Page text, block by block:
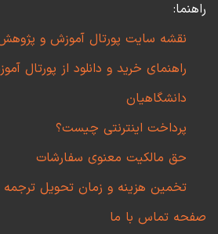
راهنما:
نقشه سایت پورتال آموزش و
راهنمای خرید و دانلود از پورتال
دانشگاهیان
پرداخت اینترنتی چیست؟
حق مالکیت معنوی سفارشات
تخمین هزینه و زمان تحویل ترجمه
صفحه تماس با ما